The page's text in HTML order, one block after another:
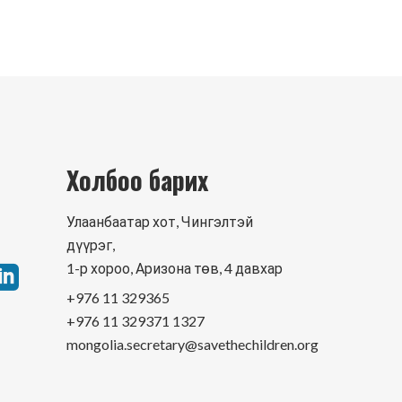
Холбоо барих
Улаанбаатар хот, Чингэлтэй
дүүрэг,
1-р хороо, Аризона төв, 4 давхар
+976 11 329365
+976 11 329371 1327
mongolia.secretary@savethechildren.org